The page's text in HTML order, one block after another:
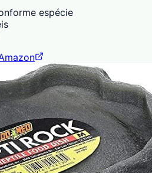
espécie